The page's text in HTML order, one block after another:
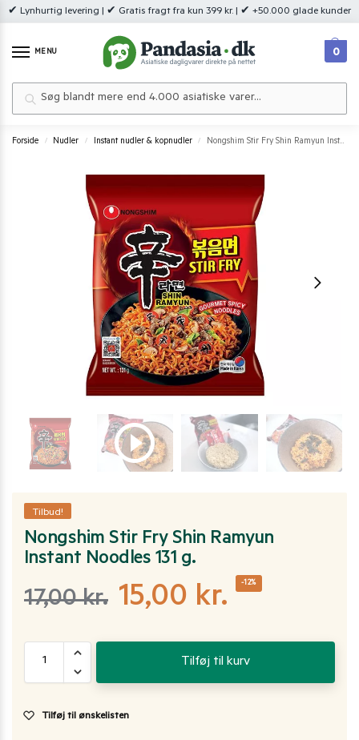
✔ Lynhurtig levering | ✔ Gratis fragt fra kun 399 kr. | ✔ +50.000 glade kunder
MENU 0
Forside / Nudler / Instant nudler & kopnudler / Nongshim Stir Fry Shin Ramyun Instant Noodles 131 g.
Tilbud!
Nongshim Stir Fry Shin Ramyun
Instant Noodles 131 g.
17,00kr. 15,00 kr. -12%
Tilføj til kurv
Tilføj til ønskelisten